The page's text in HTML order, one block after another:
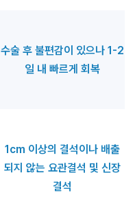
수술 후 불편감이 있으나 1-2
일 내 빠르게 회복
1cm 이상의 결석이나 배출
되지 않는 요관결석 및 신장
결석